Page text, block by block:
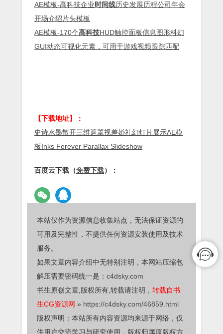
AE模板-高科技企业时间线历史发展历程公司年会
开场介绍片头模板
AE模板-170个高科技HUD触控面板信息图形科幻
GUI动态可视化元素，可用于游戏视频跟踪匹配
【下载地址】：
史诗水墨散开三维遮罩视差婚礼幻灯片展示AE模
板Inks Forever Parallax Slideshow
百度云下载（免费下载）：
本站仅作为资源信息收集站点，无法保证资源的
可用及完整性，不提供任何资源安装使用及技术
服务。
如果文章内容介绍中无特别注明，本网站压缩包
解压需要密码统一是： c4dsky.com
书生原创文章,版权所有,转载请注明， 转载自书
生CG资源网 » https://c4dsky.com/46859.html
版权声明：本站所有内容资源均来源于网络，仅
供用户交流学习与研究使用，版权归属原版权方